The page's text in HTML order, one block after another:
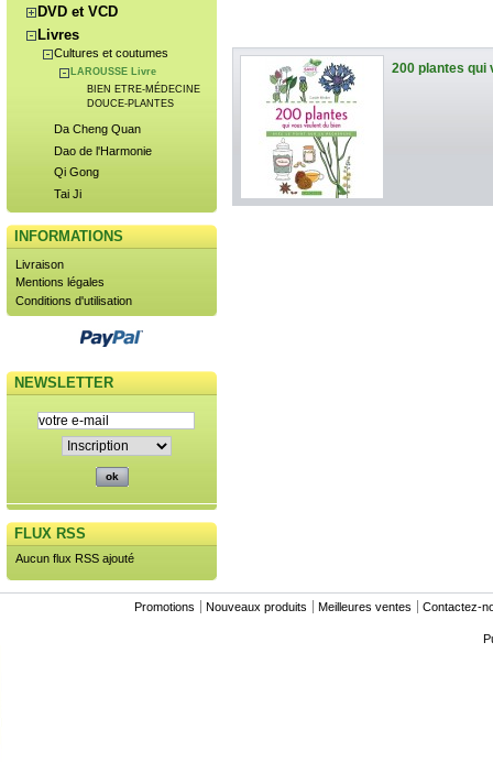
DVD et VCD
Livres
Cultures et coutumes
LAROUSSE Livre
BIEN ETRE-MÉDECINE
DOUCE-PLANTES
Da Cheng Quan
Dao de l'Harmonie
Qi Gong
Tai Ji
INFORMATIONS
Livraison
Mentions légales
Conditions d'utilisation
NEWSLETTER
FLUX RSS
Aucun flux RSS ajouté
200 plantes qui
Promotions Nouveaux produits Meilleures ventes
Contactez-